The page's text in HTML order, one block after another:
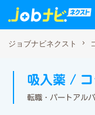
ジョブナビネクスト
吸入薬 / コ
転職・パートアル